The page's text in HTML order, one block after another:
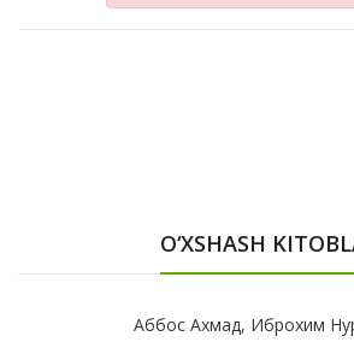
O‘XSHASH
Аббос Ахмад, Иброхим